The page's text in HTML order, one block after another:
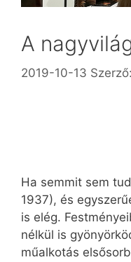
A
2019-10-13 Szerző:
Ha semmit sem
1937), és
is elég.
nélkül is
műalkotás